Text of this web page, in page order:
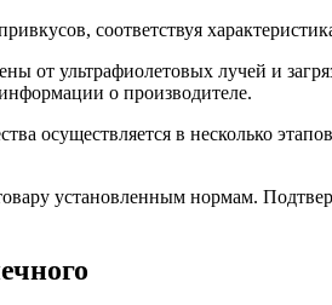
соответствуя
ультрафиолетовых лучей и
о производителе.
осуществляется в несколько
установленным нормам.